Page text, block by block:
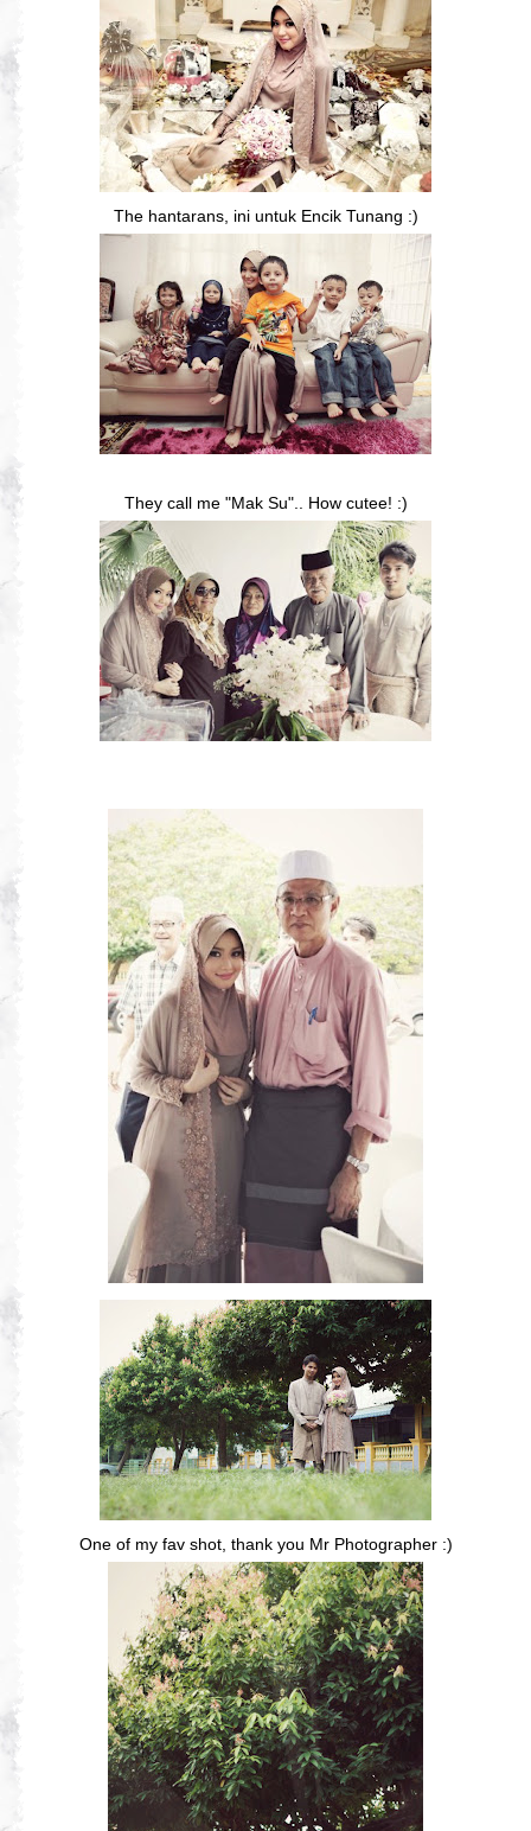
The hantarans, ini untuk Encik Tunang :)
They call me "Mak Su".. How cutee! :)
One of my fav shot, thank you Mr Photographer :)